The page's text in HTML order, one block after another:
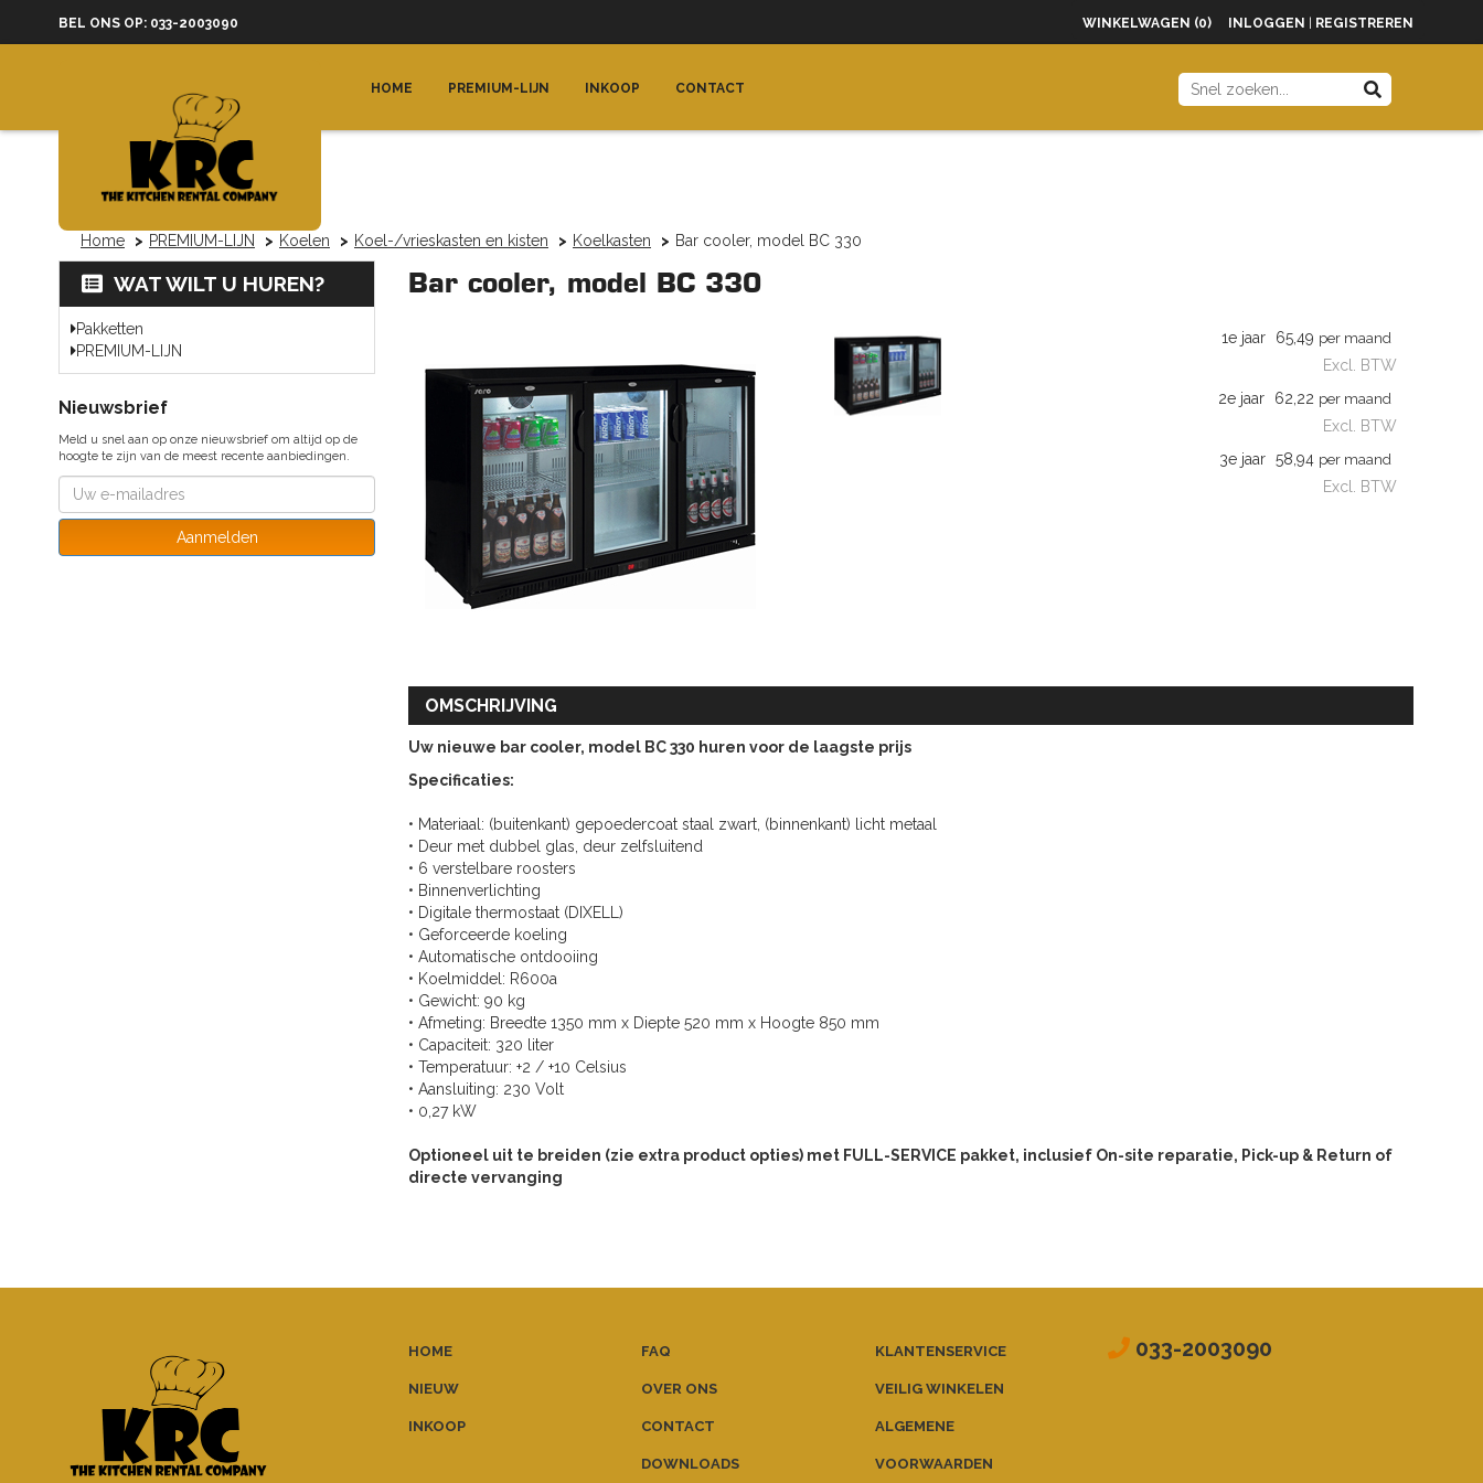
BEL ONS OP: 033-2003090 WINKELWAGEN (0) INLOGGEN REGISTREREN
HOME PREMIUM-LIJN INKOOP CONTACT
Home PREMIUM-LIJN Koelen Koel-/vrieskasten en kisten Koelkasten Bar cooler, model BC 330
WAT WILT U HUREN?
Pakketten
PREMIUM-LIJN
Nieuwsbrief
Meld u snel aan op onze nieuwsbrief om altijd op de
hoogte te zijn van de meest recente aanbiedingen.
Aanmelden
Bar cooler, model BC 330
1e jaar 65,49 per maand
Excl. BTW
2e jaar
62,22 per maand
Excl. BTW
3e jaar 58,94 per maand
Excl. BTW
OMSCHRIJVING
Uw nieuwe bar cooler, model BC 330 huren voor de laagste prijs
Specificaties:
• Materiaal: (buitenkant) gepoedercoat staal zwart, (binnenkant) licht metaal
• Deur met dubbel glas, deur zelfsluitend
• 6 verstelbare roosters
• Binnenverlichting
• Digitale thermostaat (DIXELL)
• Geforceerde koeling
• Automatische ontdooiing
• Koelmiddel: R600a
• Gewicht: 90 kg
• Afmeting: Breedte 1350 mm x Diepte 520 mm x Hoogte 850 mm
• Capaciteit: 320 liter
• Temperatuur: +2 / +10 Celsius
• Aansluiting: 230 Volt
• 0,27 kW
Optioneel uit te breiden (zie extra product opties) met FULL-SERVICE pakket, inclusief On-site reparatie, Pick-up & Return of
directe vervanging
HOME
NIEUW
INKOOP
FAQ
OVER ONS
CONTACT
DOWNLOADS
KLANTENSERVICE
VEILIG WINKELEN
ALGEMENE
VOORWAARDEN
033-2003090